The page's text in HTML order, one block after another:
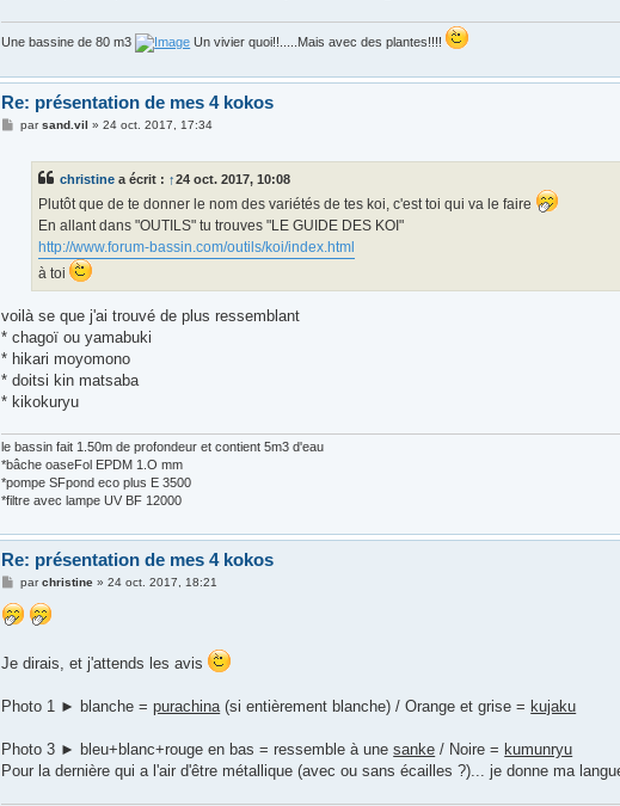
Une bassine de 80 m3 Un vivier quoi!!.....Mais avec des plantes!!!!
Re: présentation de mes 4 kokos
Mparsand.vil »24 oct. 2017, 17:34
christine a écrit : ↑24 oct. 2017, 10:08
Plutôt que de te donner le nom des variétés de tes koi, c'est toi qui va le faire
En allant dans "OUTILS" tu trouves "LE GUIDE DES KOI"
http://www.forum-bassin.com/outils/koi/index.html
à toi
voilà se que j'ai trouvé de plus ressemblant
* chagoï ou yamabuki
* hikari moyomono
* doitsi kin matsaba
* kikokuryu
le bassin fait 1.50m de profondeur et contient 5m3 d'eau
*bâche oaseFol EPDM 1.O mm
*pompe SFpond eco plus E 3500
*filtre avec lampe UV BF 12000
Re: présentation de mes 4 kokos
M
s
s
e
parchristine »24 oct. 2017, 18:21
Je dirais, et j'attends les avis
Photo 1 ► blanche =purachina(si entièrement blanche) / Orange et grise = kujaku
Photo 3 ► bleu+blanc+rouge en bas = ressemble à unesanke / Noire = kumunryu
Pour la dernière qui a l'air d'être métallique (avec ou sans écailles ?)... je donne ma